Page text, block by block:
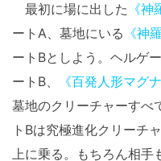
最初に場に出した 《
ートA、墓地にいる 《神
ートBとしよう。ヘルゲ
ートB、
《百発人形マグナ
墓地のクリーチャーすべ
トBは究極進化クリーチ
上に乗る。もちろん相手